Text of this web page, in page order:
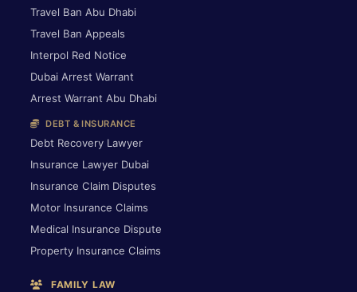
Travel Ban Abu Dhabi
Travel Ban Appeals
Interpol Red Notice
Dubai Arrest Warrant
Arrest Warrant Abu Dhabi
DEBT & INSURANCE
Debt Recovery Lawyer
Insurance Lawyer Dubai
Insurance Claim Disputes
Motor Insurance Claims
Medical Insurance Dispute
Property Insurance Claims
FAMILY LAW